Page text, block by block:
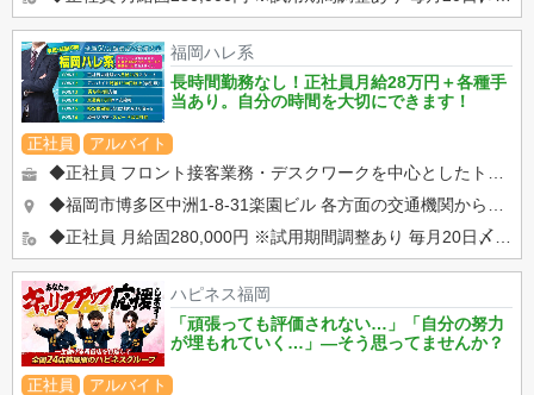
福岡ハレ系
長時間勤務なし！正社員月給28万円＋各種手
当あり。自分の時間を大切にできます！
正社員 アルバイト
ハピネス福岡
「頑張っても評価されない…」「自分の努力
が埋もれていく…」―そう思ってませんか？
正社員 アルバイト